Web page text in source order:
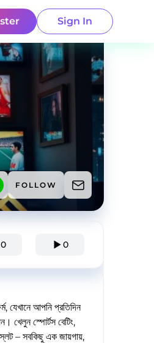
Sign In
FOLLOW
0 0
যেখানে আপনি প্রতিদিন
খেলুন স্পোর্টস বেটিং,
স্লট – সবকিছু এক জায়গায়,